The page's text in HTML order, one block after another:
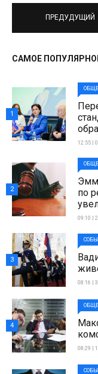
ПРЕДУДУЩИЙ
САМОЕ
12:55 |
1
по
09:10 |
2
08:16 |
3
08:29 |
4